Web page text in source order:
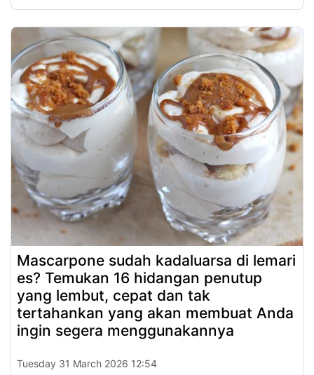
Mascarpone sudah kadaluarsa di lemari
es? Temukan 16 hidangan penutup
yang lembut, cepat dan tak
tertahankan yang akan membuat Anda
ingin segera menggunakannya
Tuesday 31 March 2026 12:54